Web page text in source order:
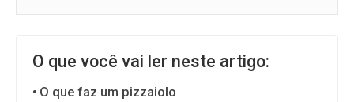
O que você vai ler neste artigo:
O que faz um pizzaiolo